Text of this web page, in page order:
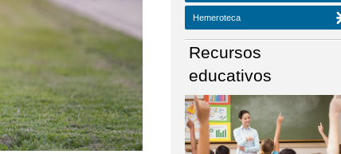
Hemeroteca
Recursos
educativos